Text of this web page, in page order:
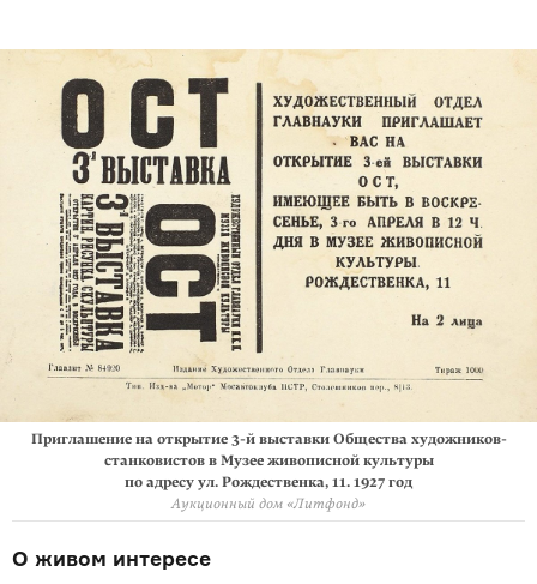
Приглашение на открытие 3-й выставки Общества художников-
станковистов в Музее живописной культуры
по адресу ул. Рождественка, 11. 1927 год
Аукционный дом «Литфонд»
О живом интересе